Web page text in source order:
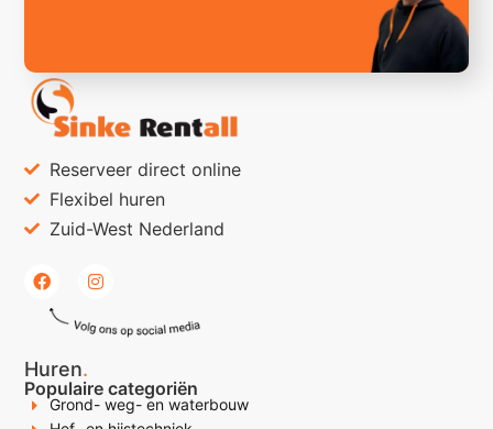
Reserveer direct online
Flexibel huren
Zuid-West Nederland
Huren.
Populaire categoriën
Grond- weg- en waterbouw